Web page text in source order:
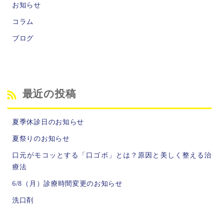
お知らせ
コラム
ブログ
最近の投稿
夏季休診日のお知らせ
夏祭りのお知らせ
口元がモコッとする「口ゴボ」とは？原因と美しく整える治
療法
6/8（月）診療時間変更のお知らせ
洗口剤